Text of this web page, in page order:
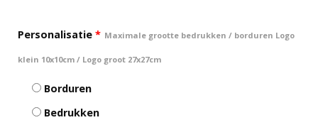
Personalisatie * Maximale grootte bedrukken / borduren Logo
klein 10x10cm / Logo groot 27x27cm
Borduren
Bedrukken